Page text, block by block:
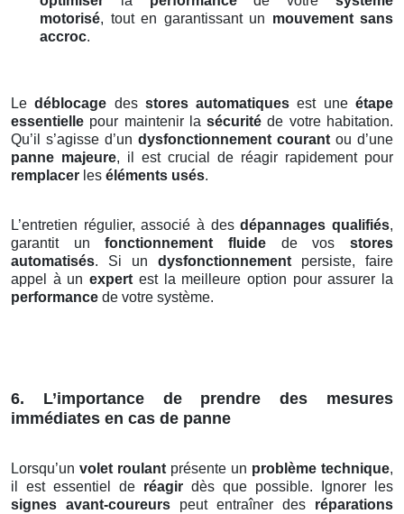
motorisé, tout en garantissant un mouvement sans
accroc.
Ledéblocage des stores automatiques est uneétape
essentielle pour maintenir lasécurité de votre habitation.
Qu’il s’agisse d’un dysfonctionnement courant ou d’une
panne majeure, il est crucial de réagir rapidement pour
remplacer les éléments usés.
L’entretien régulier, associé à desdépannages qualifiés,
garantit unfonctionnement fluide de vosstores
automatisés. Si un dysfonctionnement persiste, faire
appel à unexpert est la meilleure option pour assurer la
performance de votre système.
6. L’importance de prendre des mesures
immédiates en cas de panne
Lorsqu’un volet roulant présente un problème technique,
il est essentiel de réagir dès que possible. Ignorer les
signes avant-coureurs peut entraîner des réparations